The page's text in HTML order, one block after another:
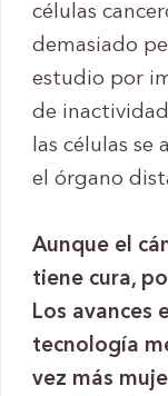
células
demasiado
estudio por
de
las células se
el órgano
Aunque el
tiene cura,
Los avances
tecnología
vez más